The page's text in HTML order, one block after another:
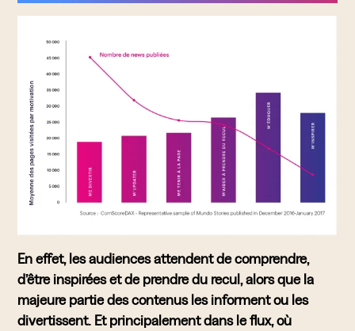
En effet, les audiences attendent de comprendre,
d’être inspirées et de prendre du recul, alors que la
majeure partie des contenus les informent ou les
divertissent. Et principalement dans le flux, où